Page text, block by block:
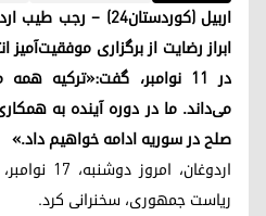
اربیل (کوردستان٢٤) –
ابراز رضایت از برگزاری
در ۱۱ نوامبر، گفت:«ترکیه
می‌داند. ما در دوره آینده به
صلح در سوریه ادامه خواهیم داد.»
اردوغان،
ریاست جمهوری، سخنرانی کرد.